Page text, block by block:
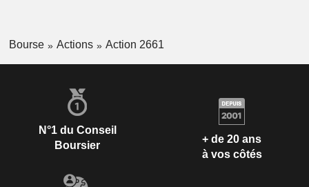
Bourse Actions Action 2661
N°1 du Conseil
Boursier
+ de 20 ans
à vos côtés